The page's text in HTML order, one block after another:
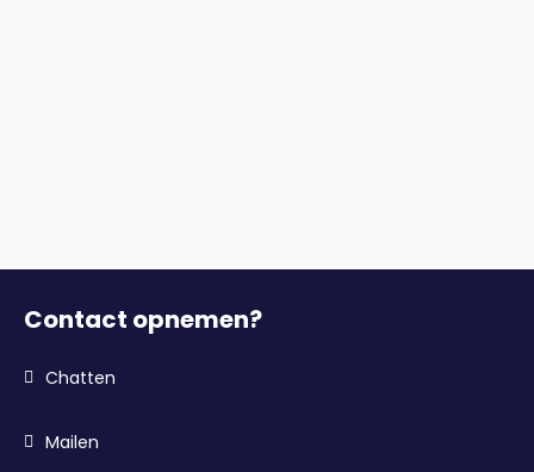
Contact opnemen?
Chatten
Mailen